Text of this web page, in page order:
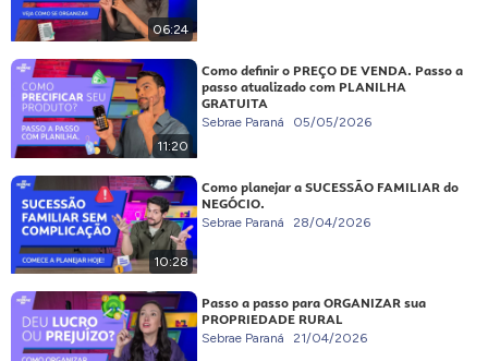
06:24
11:20
Como definir o PREÇO DE VENDA. Passo a
passo atualizado com PLANILHA
GRATUITA
Sebrae Paraná 05/05/2026
10:28
Como planejar a SUCESSÃO FAMILIAR do
NEGÓCIO.
Sebrae Paraná 28/04/2026
Passo a passo para ORGANIZAR sua
PROPRIEDADE RURAL
Sebrae Paraná 21/04/2026